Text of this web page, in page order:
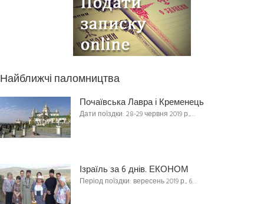
Найближчі паломництва
Почаївська Лавра і Кременець
Дати поїздки: 28-29 червня 2019 р.,…
Ізраїль за 6 днів. ЕКОНОМ
Період поїздки: вересень 2019 р., 6…